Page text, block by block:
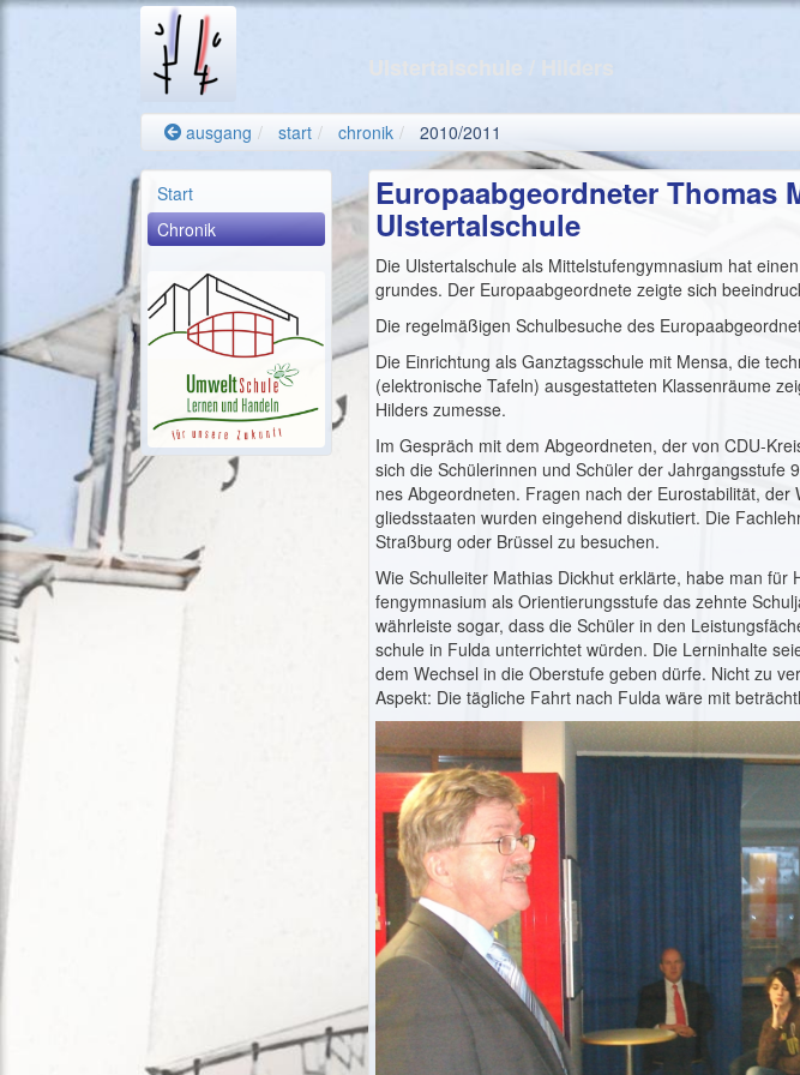
Ulstertalschule
ausgang start chronik 2010/2011
Start
Chronik
Europaabgeordneter Thomas
Ulstertalschule
Die Ulstertalschule als Mittel­stufengymnasium hat
grundes. Der Europaabgeord­nete zeigte sich
Die regelmäßigen Schul­besuche des
Die Einrichtung als Ganz­tagsschule mit Mensa, die
(elektronische Tafeln) ausgestatteten Klassenräume
Hilders zumesse.
Im Gespräch mit dem Abge­ordneten, der von CDU-­
sich die Schülerinnen und Schüler der
nes Abgeordneten. Fragen nach der Eurostabilität,
gliedsstaaten wurden einge­hend diskutiert. Die
Straßburg oder Brüssel zu be­suchen.
Wie Schulleiter Mathias Dickhut erklärte, habe man
fengymnasium als Orientie­rungsstufe das zehnte
währleiste sogar, dass die Schüler in den
schule in Fulda unterrichtet würden. Die Lerninhalte
dem Wechsel in die Oberstufe ge­ben dürfe. Nicht zu
Aspekt: Die tägliche Fahrt nach Fulda wäre mit